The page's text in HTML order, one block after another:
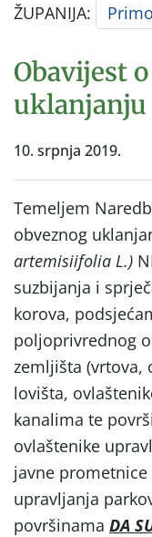
ŽUPANIJA:
Obavijest
uklanjanju
10. srpnja 2019.
Temeljem
obveznog
artemisiifolia L.)
suzbijanja i
korova,
poljoprivrednog
zemljišta (vrtova,
lovišta,
kanalima te
ovlaštenike
javne
upravljanja
površinama DA